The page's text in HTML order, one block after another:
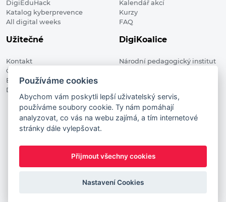
DigiEduHack
Katalog kyberprevence
All digital weeks
Kalendář akcí
Kurzy
FAQ
Užitečné
Kontakt
Členské organizace
Blog
Digitalizace ve vzdělávání
DigiKoalice
Národní pedagogický institut
DigiKoalice 2021. All rights reserved
Vstup do administrace
This project has received funding from the European
Commission Innovation and Networks Executive Agency (now
Commission and the European Commission is not responsible
Používáme cookies
Abychom vám poskytli lepší uživatelský servis,
používáme soubory cookie. Ty nám pomáhají
analyzovat, co vás na webu zajímá, a tím internetové
stránky dále vylepšovat.
Přijmout všechny cookies
Nastavení Cookies